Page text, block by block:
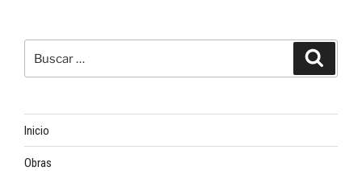
por:
Inicio
Obras